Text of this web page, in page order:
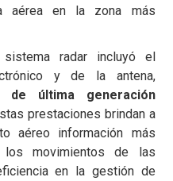
aérea en la zona más
radar incluyó el
y de la antena,
de última generación
prestaciones brindan a
aéreo información más
movimientos de las
en la gestión de